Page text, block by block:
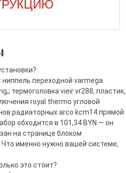
от 1 до 5
переходной varmega
термоголовка vieir vr288, пластик,
royal thermo угловой
радиаторных arco kcm14 прямой
обходится в 101,34 BYN — он
на странице блоком
именно нужно вашей системе,
это стоит?